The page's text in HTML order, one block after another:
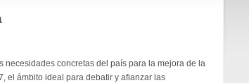
concretas del país para la mejora de la
el ámbito ideal para debatir y afianzar las